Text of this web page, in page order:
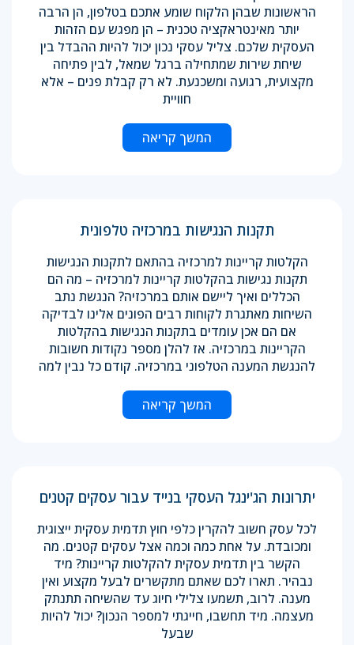
הראשונות שבהן הלקוח שומע אתכם בטלפון, הן הרבה
יותר מאינטראקציה טכנית – הן מפגש עם הזהות
העסקית שלכם. צליל עסקי נכון יכול להיות ההבדל בין
שיחת שירות שמתחילה ברגל שמאל, לבין פתיחה
מקצועית, רגועה ומשכנעת. לא רק קבלת פנים – אלא
חוויית
המשך קריאה
תקנות הנגישות במרכזיה טלפונית
הקלטות קריינות למרכזיה בהתאם לתקנות הנגישות
תקנות נגישות בהקלטות קריינות למרכזיה – מה הם
הכללים ואיך ליישם אותם במרכזיה? הנגשת נתב
השיחות מאתגרת לקוחות רבים הפונים אלינו לבדיקה
אם הם אכן עומדים בתקנות הנגישות בהקלטות
הקריינות במרכזיה. אז להלן מספר נקודות חשובות
להנגשת המענה הטלפוני במרכזיה. קודם כל נבין למה
המשך קריאה
יתרונות הג'ינגל העסקי בנייד עבור עסקים קטנים
לכל עסק חשוב להקרין כלפי חוץ תדמית עסקית ייצוגית
ומכובדת. על אחת כמה וכמה אצל עסקים קטנים. מה
הקשר בין תדמית עסקית להקלטות קריינות? מיד
נבהיר. תארו לכם שאתם מתקשרים לבעל מקצוע ואין
מענה. לרוב, תשמעו צלילי חיוג עד שהשיחה תתנתק
מעצמה. מיד תחשבו, חייגתי למספר הנכון? יכול להיות
שבעל